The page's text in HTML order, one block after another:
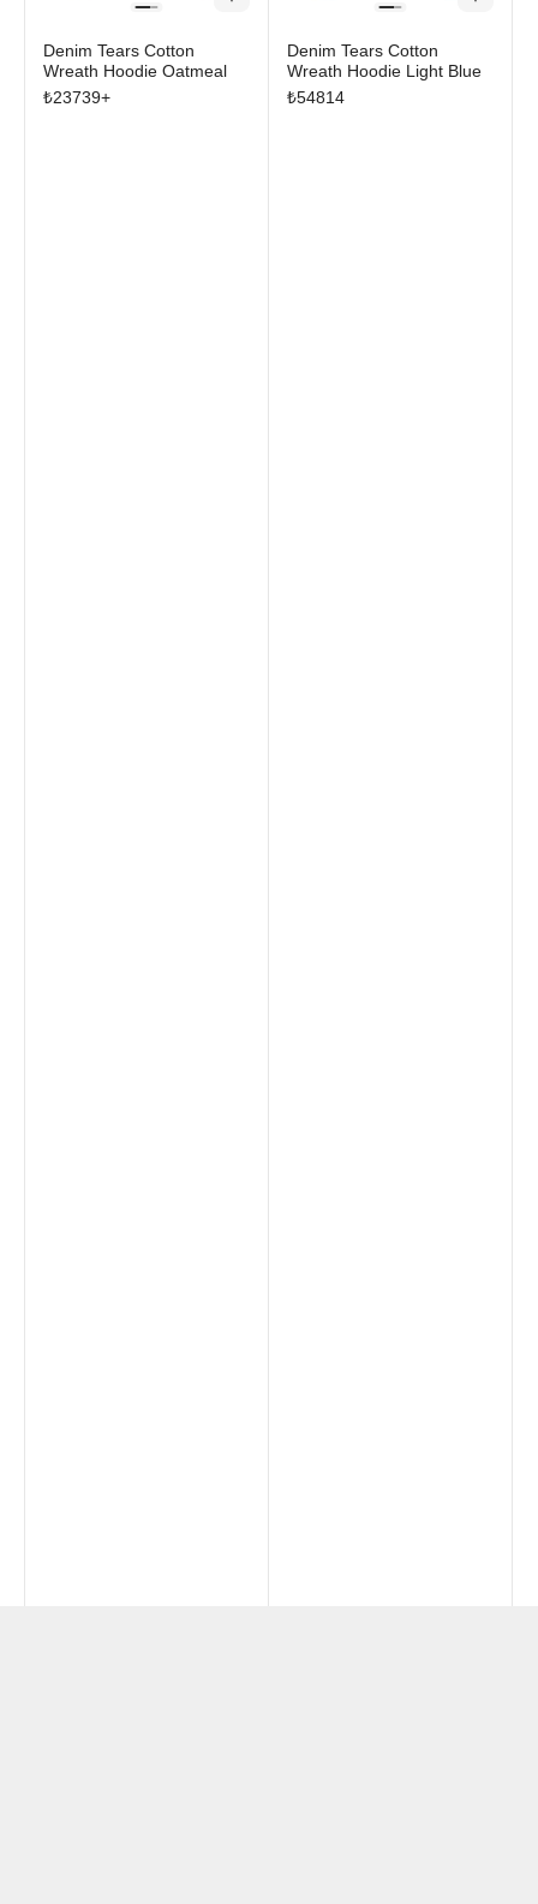
Denim Tears Cotton
Wreath Hoodie Oatmeal
₺23739+
Denim Tears Cotton
Wreath Hoodie Light Blue
₺54814